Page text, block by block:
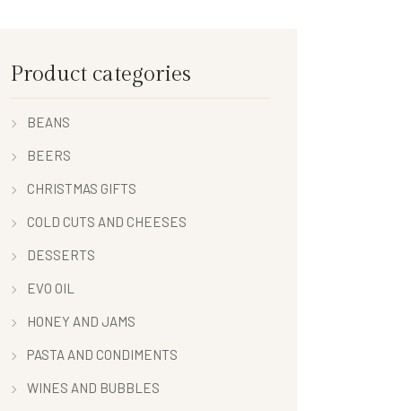
Product categories
BEANS
BEERS
CHRISTMAS GIFTS
COLD CUTS AND CHEESES
DESSERTS
EVO OIL
HONEY AND JAMS
PASTA AND CONDIMENTS
WINES AND BUBBLES